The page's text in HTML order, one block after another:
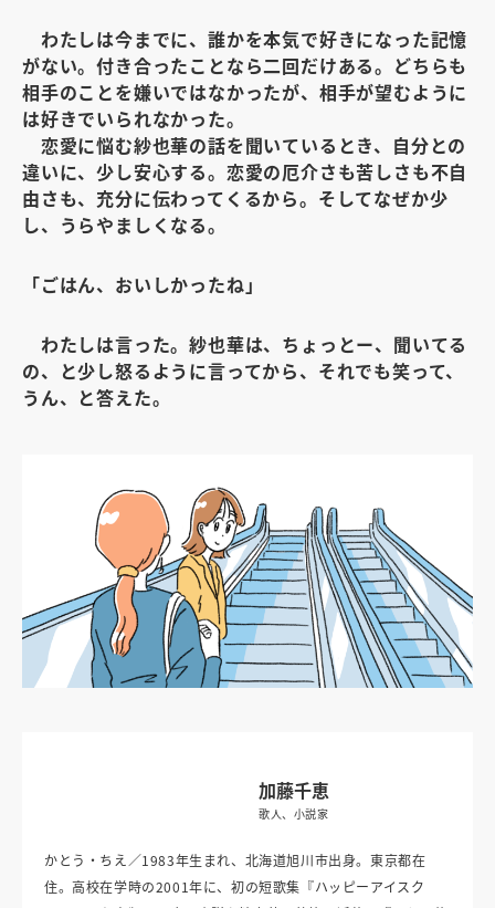
わたしは今までに、誰かを本気で好きになった記憶
がない。付き合ったことなら二回だけある。どちらも
相手のことを嫌いではなかったが、相手が望むように
は好きでいられなかった。
恋愛に悩む紗也華の話を聞いているとき、自分との
違いに、少し安心する。恋愛の厄介さも苦しさも不自
由さも、充分に伝わってくるから。そしてなぜか少
し、うらやましくなる。
「ごはん、おいしかったね」
わたしは言った。紗也華は、ちょっとー、聞いてる
の、と少し怒るように言ってから、それでも笑って、
うん、と答えた。
加藤千恵
歌人、小説家
かとう・ちえ／1983年生まれ、北海道旭川市出身。東京都在
住。高校在学時の2001年に、初の短歌集『ハッピーアイスク